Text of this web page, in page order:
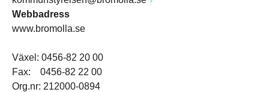
Webbadress
www.bromolla.se
Växel: 0456-82 20 00
Fax: 0456-82 22 00
Org.nr: 212000-0894